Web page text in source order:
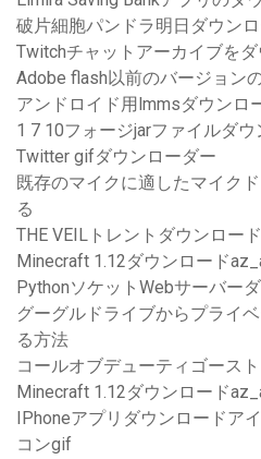
破片細胞パンドラ明日ダウン
Twitchチャットアーカイブを
Adobe flash以前のバージョン
アンドロイド用lmmsダウンロ
1 7 10フォージjarファイルダ
Twitter gifダウンローダー
既存のマイクに適したマイク
る
THE VEILトレントダウンロード
Minecraft 1.12ダウンロード
PythonソケットWebサーバー
グーグルドライブからプライ
る方法
コールオブデューティゴース
Minecraft 1.12ダウンロード
IPhoneアプリダウンロードア
コンgif